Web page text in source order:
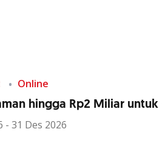
Online
hingga Rp2 Miliar
- 31 Des 2026